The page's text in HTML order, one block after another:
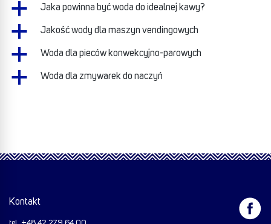
a Jaka powinna być woda do idealnej kawy?
a Jakość wody dla maszyn vendingowych
a Woda dla pieców konwekcyjno-parowych
a Woda dla zmywarek do naczyń
Kontakt